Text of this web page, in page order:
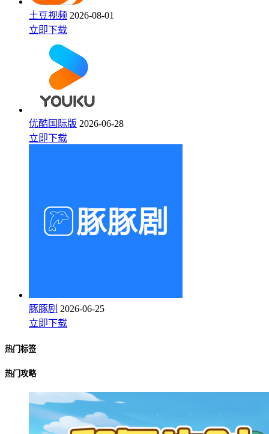
土豆视频 2026-08-01
立即下载
优酷国际版 2026-06-28
立即下载
豚豚剧 2026-06-25
立即下载
热门标签
热门攻略